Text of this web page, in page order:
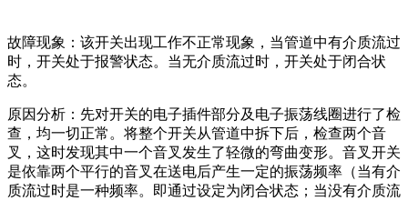
故障现象：该开关出现工作不正常现象，当管道中有介质流过
时，开关处于报警状态。当无介质流过时，开关处于闭合状
态。
原因分析：先对开关的电子插件部分及电子振荡线圈进行了检
查，均一切正常。将整个开关从管道中拆下后，检查两个音
叉，这时发现其中一个音叉发生了轻微的弯曲变形。音叉开关
是依靠两个平行的音叉在送电后产生一定的振荡频率（当有介
质流过时是一种频率。即通过设定为闭合状态；当没有介质流